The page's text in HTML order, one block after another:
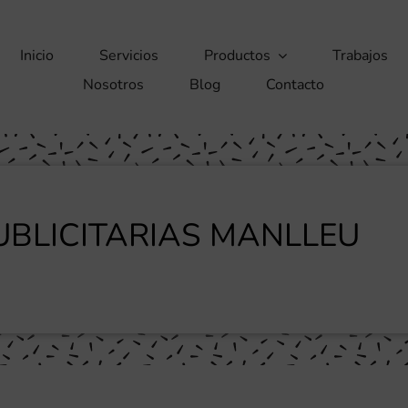
Inicio Servicios Productos
Trabajos
Nosotros
Blog Contacto
MANLLEU